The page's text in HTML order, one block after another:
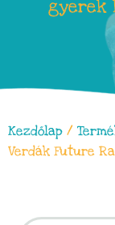
gyerek
Kezdőlap /
Verdák Future